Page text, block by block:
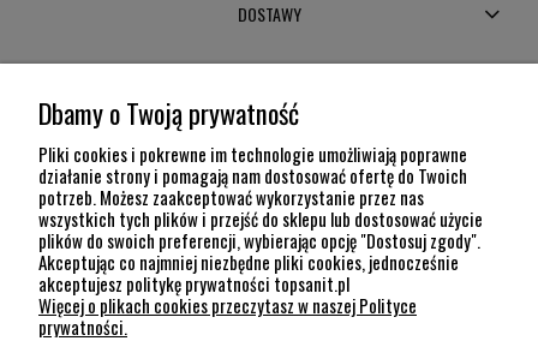
DOSTAWY
POMOC
INFORMACJE
KONTAKT
12 307 26 20
Kraków, 30-704 Na Dołach 8
Dbamy o Twoją prywatność
Pliki cookies i pokrewne im technologie umożliwiają poprawne
działanie strony i pomagają nam dostosować ofertę do Twoich
potrzeb. Możesz zaakceptować wykorzystanie przez nas
wszystkich tych plików i przejść do sklepu lub dostosować użycie
plików do swoich preferencji, wybierając opcję "Dostosuj zgody".
Akceptując co najmniej niezbędne pliki cookies, jednocześnie
akceptujesz politykę prywatności topsanit.pl
Więcej o plikach cookies przeczytasz w naszej Polityce
prywatności.